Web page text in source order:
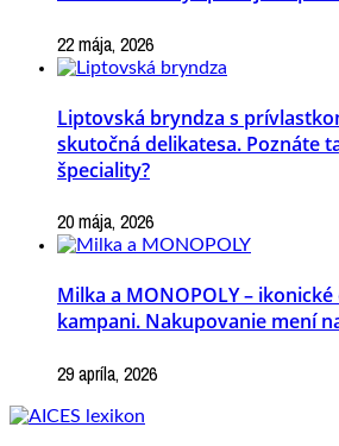
22 mája, 2026
Liptovská bryndza s
skutočná delikatesa. Poznáte
špeciality?
20 mája, 2026
Milka a MONOPOLY –
kampani. Nakupovanie mení
29 apríla, 2026